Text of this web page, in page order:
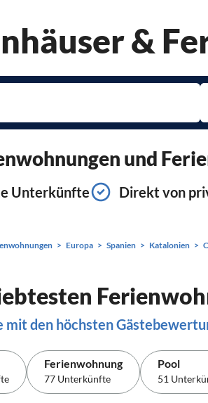
&
und
Unterkünfte Direkt von
Europa Spanien Katalonien
den höchsten
Ferienwohnung
77 Unterkünfte
Pool
51